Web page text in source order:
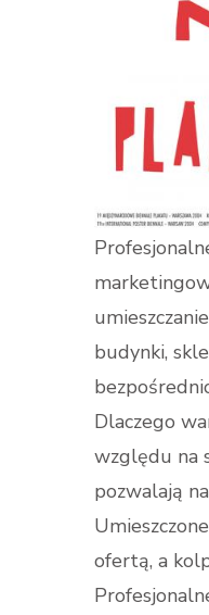
budynki,
Dlaczego
względu na
pozwalają
ofertą, a